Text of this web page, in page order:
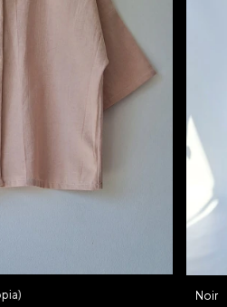
Noir